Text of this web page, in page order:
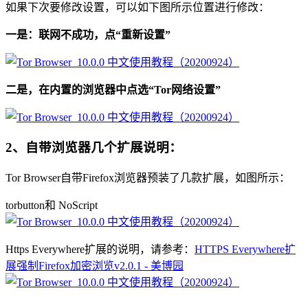
如果下次要修改设置，可以如下图所示位置进行修改：
一是：联网不成功，点“重新设置”
二是，在内置的浏览器中点选“Tor网络设置”
2、自带浏览器几个扩展说明：
Tor Browser自带Firefox浏览器预装了几款扩展，如图所示：
torbutton和 NoScript
Https Everywhere扩展的说明，请参考： HTTPS Everywhere扩
展强制Firefox加密浏览v2.0.1 - 美博园